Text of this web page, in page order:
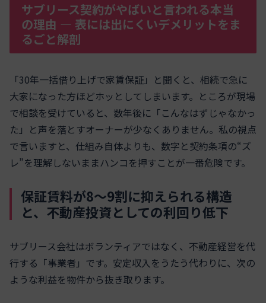
サブリース契約がやばいと言われる本当
の理由 ― 表には出にくいデメリットをま
るごと解剖
「30年一括借り上げで家賃保証」と聞くと、相続で急に
大家になった方ほどホッとしてしまいます。ところが現場
で相談を受けていると、数年後に「こんなはずじゃなかっ
た」と声を落とすオーナーが少なくありません。私の視点
で言いますと、仕組み自体よりも、数字と契約条項の“ズ
レ”を理解しないままハンコを押すことが一番危険です。
保証賃料が8〜9割に抑えられる構造
と、不動産投資としての利回り低下
サブリース会社はボランティアではなく、不動産経営を代
行する「事業者」です。安定収入をうたう代わりに、次の
ような利益を物件から抜き取ります。